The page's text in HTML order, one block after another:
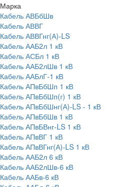
Марка
Кабель АВБбШв
Кабель АВВГ
Кабель АВВГнг(А)-LS
Кабель ААБ2л 1 кВ
Кабель АСБл 1 кВ
Кабель ААБ2лШв 1 кВ
Кабель ААБлГ-1 кВ
Кабель АПвБбШп 1 кВ
Кабель АПвБбШп(г) 1 кВ
Кабель АПвБбШнг(А)-LS - 1 кВ
Кабель АПвБбШв 1 кВ
Кабель АПвБВнг-LS 1 кВ
Кабель АПвВГ 1 кВ
Кабель АПвВГнг(А)-LS 1 кВ
Кабель ААБ2л 6 кВ
Кабель ААБ2лШв-6 кВ
Кабель ААБв-6 кВ